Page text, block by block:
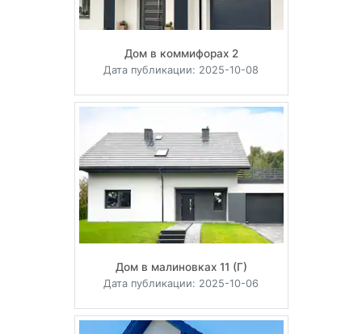
Дом в коммифорах 2
Дата публикации: 2025-10-08
Дом в малиновках 11 (Г)
Дата публикации: 2025-10-06